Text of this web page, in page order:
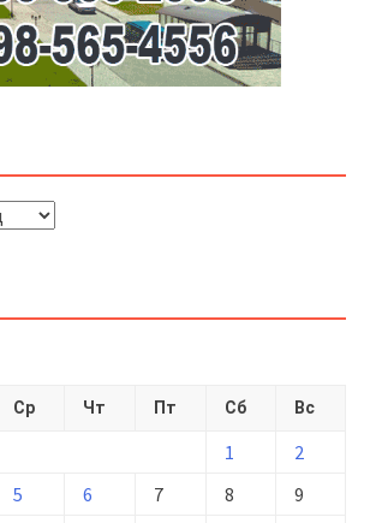
Ср Чт Пт Сб Вс
1
2
5 6 7 8
9